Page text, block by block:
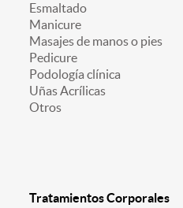
Esmaltado
Manicure
Masajes de manos o pies
Pedicure
Podología clínica
Uñas Acrílicas
Otros
Tratamientos Corporales